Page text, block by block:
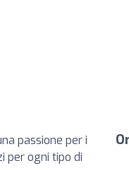
passione per i
per ogni tipo di